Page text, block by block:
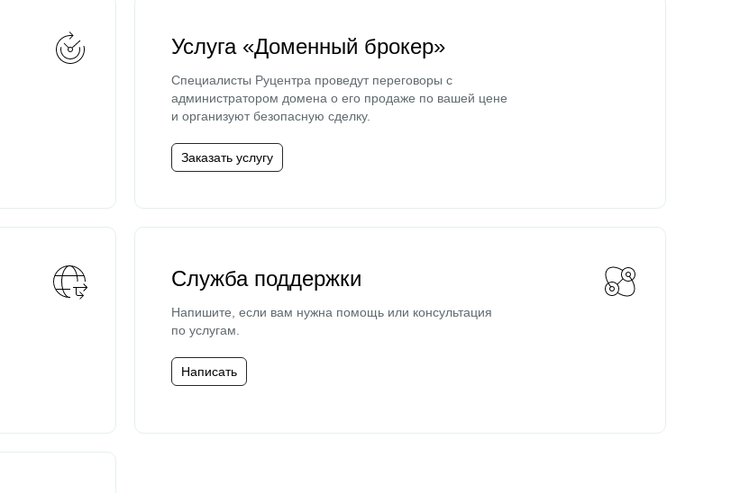
Услуга «Доменный брокер»
Специалисты Руцентра проведут переговоры с
администратором домена о его продаже по вашей цене
и организуют безопасную сделку.
Заказать услугу
Служба поддержки
Напишите, если вам нужна помощь или консультация
по услугам.
Написать